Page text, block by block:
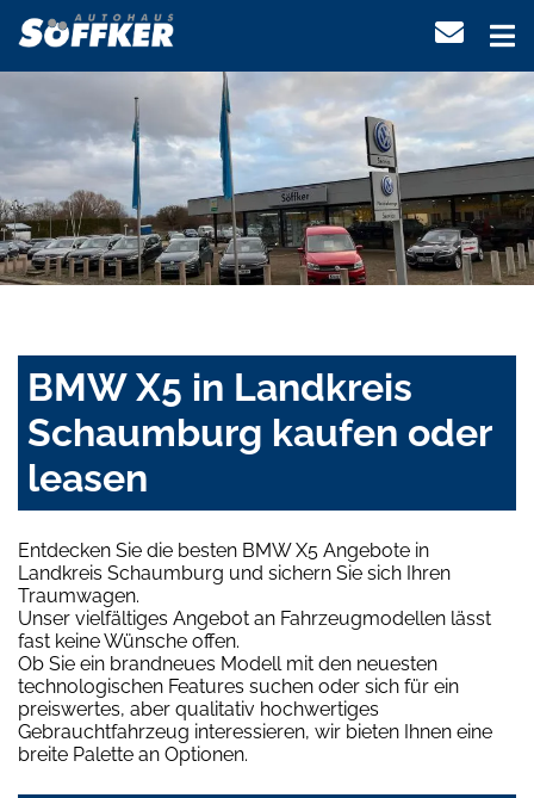
BMW X5 in Landkreis
Schaumburg kaufen oder
leasen
Entdecken Sie die besten BMW X5 Angebote in
Landkreis Schaumburg und sichern Sie sich Ihren
Traumwagen.
Unser vielfältiges Angebot an Fahrzeugmodellen lässt
fast keine Wünsche offen.
Ob Sie ein brandneues Modell mit den neuesten
technologischen Features suchen oder sich für ein
preiswertes, aber qualitativ hochwertiges
Gebrauchtfahrzeug interessieren, wir bieten Ihnen eine
breite Palette an Optionen.